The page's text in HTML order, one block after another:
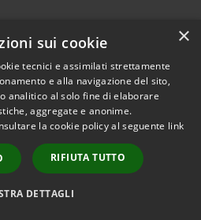
Copyright © 2026 • Provincia di
Pavia • Powered by
Municipium•Accesso
×
sui cookie
tecnici e assimilati strettamente
e alla navigazione del sito,
analitico al solo fine di elaborare
aggregate e anonime.
la cookie policy al seguente link
RIFIUTA TUTTO
DETTAGLI